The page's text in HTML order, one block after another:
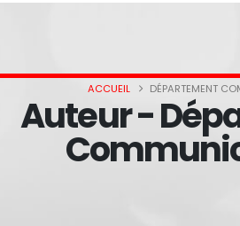
ACCUEIL DÉPARTEMENT
Auteur -